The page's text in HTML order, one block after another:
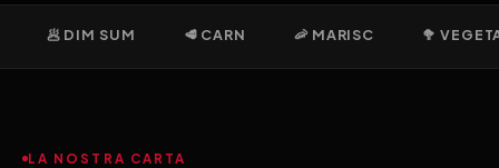
🥟 DIM SUM 🥩 CARN 🦐 MARISC 🥦
LA NOSTRA CARTA